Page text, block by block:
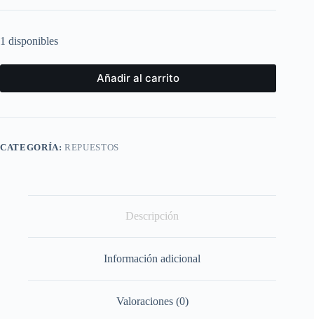
1 disponibles
Añadir al carrito
CATEGORÍA:REPUESTOS
Descripción
Información adicional
Valoraciones (0)